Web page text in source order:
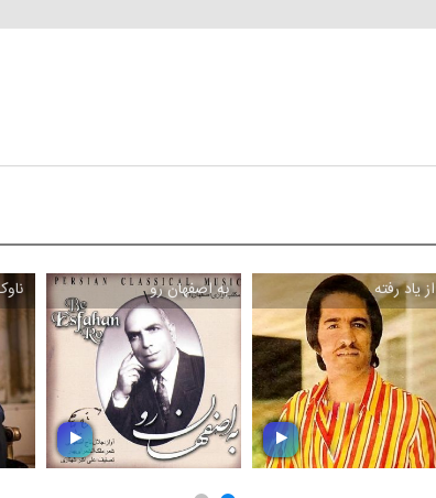
از یاد رفته\ به اصفهان رو\